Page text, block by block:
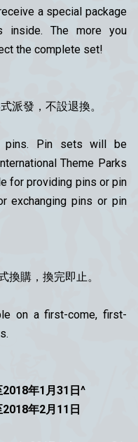
a special package
inside. The more you
the complete set!
發，不設退換。
pins. Pin sets will be
Theme Parks
for providing pins or pin
exchanging pins or pin
購，換完即止。
on a first-come, first-
年1月31日^
年2月11日